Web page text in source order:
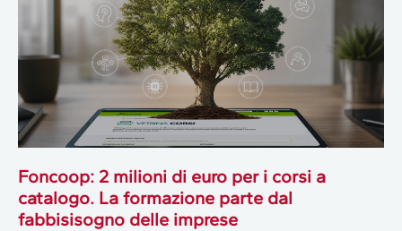
Foncoop: 2 milioni di euro per i corsi a
catalogo. La formazione parte dal
fabbisisogno delle imprese